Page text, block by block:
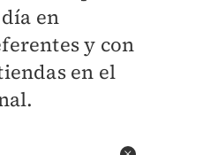
en
y con
en el